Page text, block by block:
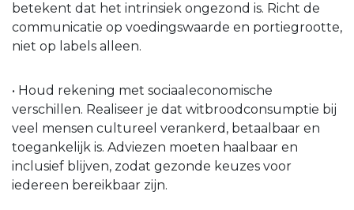
betekent dat het intrinsiek ongezond is. Richt de
communicatie op voedingswaarde en portiegrootte,
niet op labels alleen.
• Houd rekening met sociaaleconomische
verschillen. Realiseer je dat witbroodconsumptie bij
veel mensen cultureel verankerd, betaalbaar en
toegankelijk is. Adviezen moeten haalbaar en
inclusief blijven, zodat gezonde keuzes voor
iedereen bereikbaar zijn.